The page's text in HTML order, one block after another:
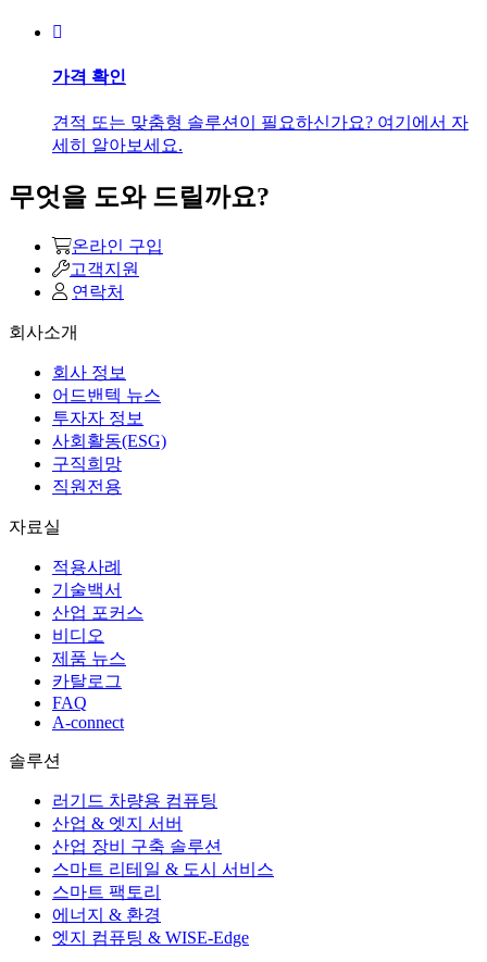
가격 확인
견적 또는 맞춤형 솔루션이 필요하신가요? 여기에서 자
세히 알아보세요.
무엇을 도와 드릴까요?
온라인 구입
고객지원
연락처
회사소개
회사 정보
어드밴텍 뉴스
투자자 정보
사회활동(ESG)
구직희망
직원전용
자료실
적용사례
기술백서
산업 포커스
비디오
제품 뉴스
카탈로그
FAQ
A-connect
솔루션
러기드 차량용 컴퓨팅
산업 & 엣지 서버
산업 장비 구축 솔루션
스마트 리테일 & 도시 서비스
스마트 팩토리
에너지 & 환경
엣지 컴퓨팅 & WISE-Edge